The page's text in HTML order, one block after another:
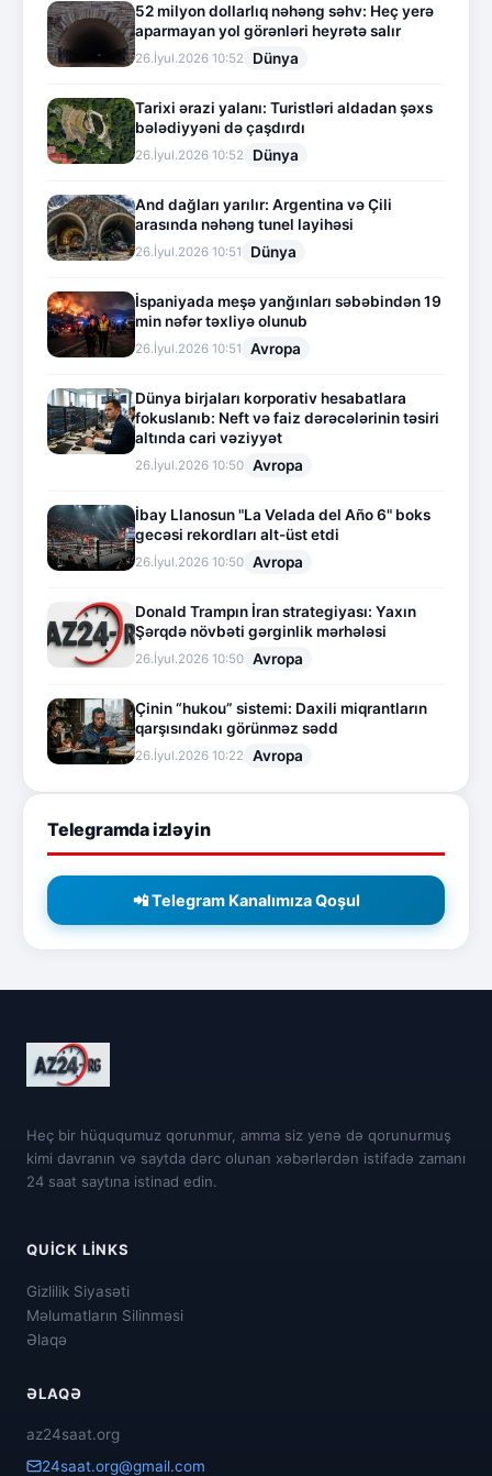
52 milyon dollarlıq nəhəng səhv: Heç yerə
aparmayan yol görənləri heyrətə salır
26.İyul.2026 10:52 Dünya
Tarixi ərazi yalanı: Turistləri aldadan şəxs
bələdiyyəni də çaşdırdı
26.İyul.2026 10:52 Dünya
And dağları yarılır: Argentina və Çili
arasında nəhəng tunel layihəsi
26.İyul.2026 10:51 Dünya
İspaniyada meşə yanğınları səbəbindən 19
min nəfər təxliyə olunub
26.İyul.2026 10:51 Avropa
Dünya birjaları korporativ hesabatlara
fokuslanıb: Neft və faiz dərəcələrinin təsiri
altında cari vəziyyət
26.İyul.2026 10:50 Avropa
İbay Llanosun "La Velada del Año 6" boks
gecəsi rekordları alt-üst etdi
26.İyul.2026 10:50 Avropa
Donald Trampın İran strategiyası: Yaxın
Şərqdə növbəti gərginlik mərhələsi
26.İyul.2026 10:50 Avropa
Çinin “hukou” sistemi: Daxili miqrantların
qarşısındakı görünməz sədd
26.İyul.2026 10:22 Avropa
Telegramda izləyin
📲 Telegram Kanalımıza Qoşul
Heç bir hüququmuz qorunmur, amma siz yenə də qorunurmuş
kimi davranın və saytda dərc olunan xəbərlərdən istifadə zamanı
24 saat saytına istinad edin.
QUICK LINKS
Gizlilik Siyasəti
Məlumatların Silinməsi
Əlaqə
ƏLAQƏ
az24saat.org
24saat.org@gmail.com